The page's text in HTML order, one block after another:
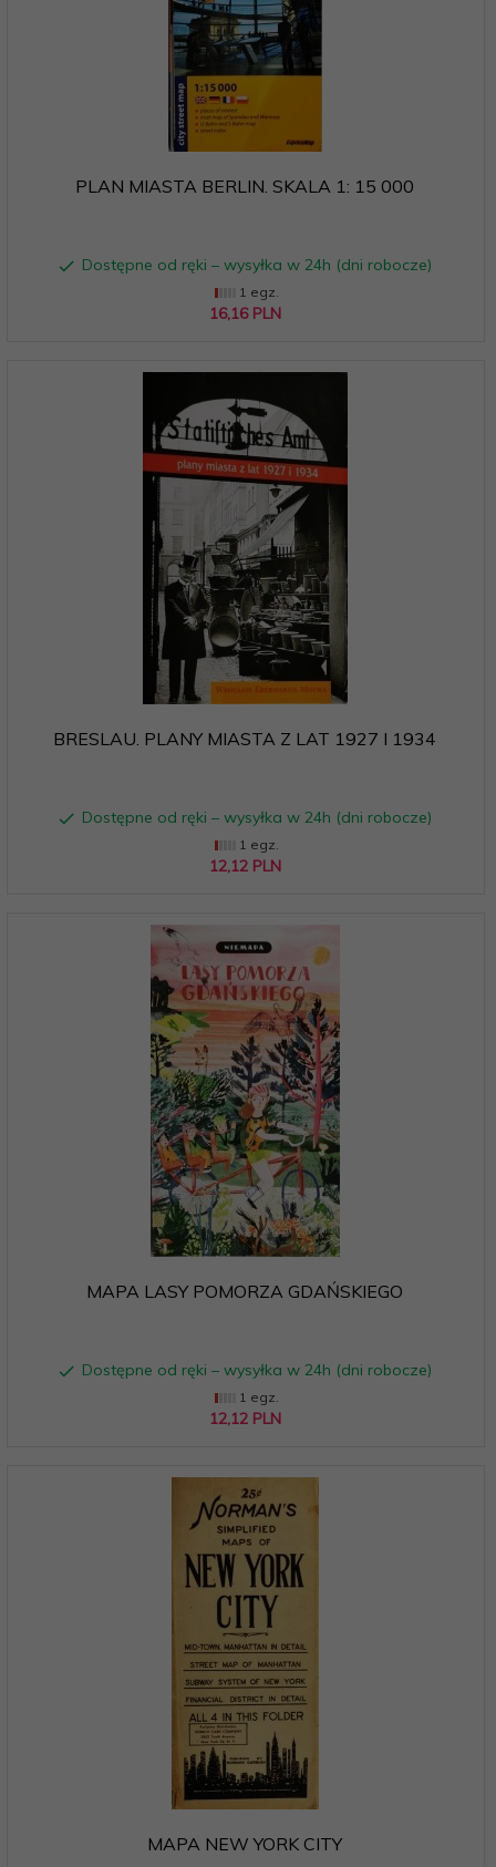
PLAN MIASTA BERLIN. SKALA 1: 15 000
Dostępne od ręki – wysyłka w 24h (dni robocze)
1 egz.
16,16 PLN
BRESLAU. PLANY MIASTA Z LAT 1927 I 1934
Dostępne od ręki – wysyłka w 24h (dni robocze)
1 egz.
12,12 PLN
MAPA LASY POMORZA GDAŃSKIEGO
Dostępne od ręki – wysyłka w 24h (dni robocze)
1 egz.
12,12 PLN
MAPA NEW YORK CITY